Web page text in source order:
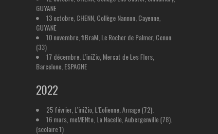
GUYANE
13 octobre, CHENN, Collège Nannon, Cayenne,
GUYANE
10 novembre, fiBraM, Le Rocher de Palmer, Cenon
(33)
17 décembre, L’iniZio, Mercat de Les Flors,
Barcelone, ESPAGNE
2022
25 février, L’iniZio, L’Eolienne, Arnage (72).
16 mars, meMENto, La Nacelle, Aubergenville (78).
(scolaire 1)